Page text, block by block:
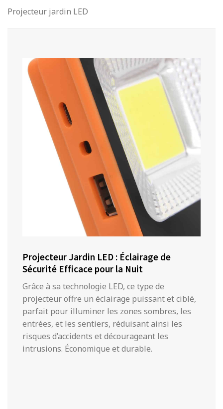
Projecteur jardin LED
Projecteur Jardin LED : Éclairage de
Sécurité Efficace pour la Nuit
Grâce à sa technologie LED, ce type de
projecteur offre un éclairage puissant et ciblé,
parfait pour illuminer les zones sombres, les
entrées, et les sentiers, réduisant ainsi les
risques d’accidents et décourageant les
intrusions. Économique et durable.